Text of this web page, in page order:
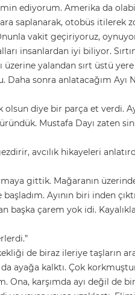
ediyorum. Amerika da
saplanarak, otobüs itilerek
vakit geçiriyoruz,
insanlardan iyi biliyor.
yalandan sırt üstü
sonra anlatacağım Ayı
diye bir parça et verdi.
Mustafa Dayı zaten
avcılık hikayeleri
gittik. Mağaranın
Ayının biri inden
başka çarem yok idi.
de biraz ileriye taşların
ayağa kalktı. Çok
karşımda ayı değil de